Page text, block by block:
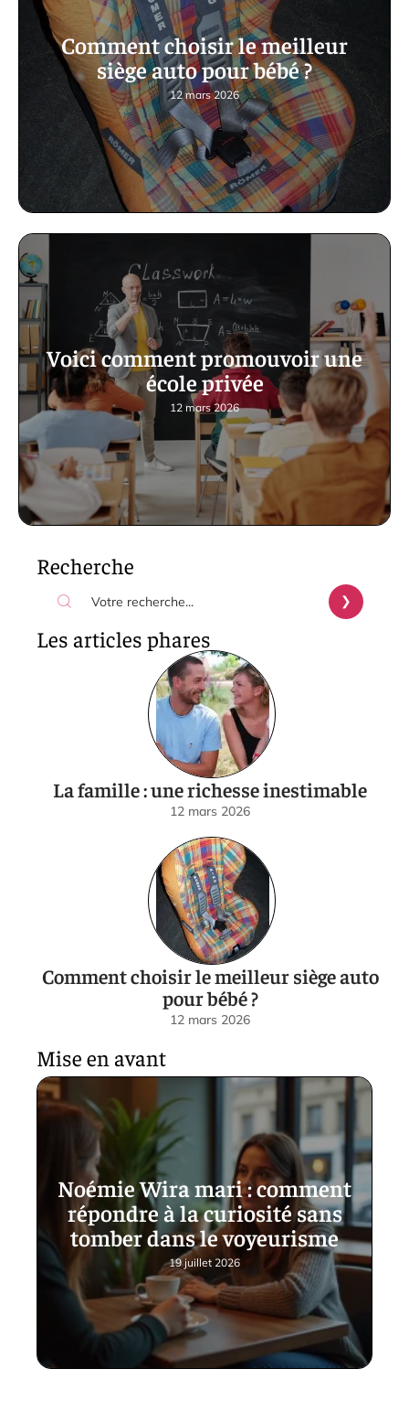
Comment choisir le meilleur
siège auto pour bébé ?
12 mars 2026
Voici comment promouvoir une
école privée
12 mars 2026
Recherche
Les articles phares
La famille : une richesse inestimable
12 mars 2026
Comment choisir le meilleur siège auto
pour bébé ?
12 mars 2026
Mise en avant
Noémie Wira mari : comment
répondre à la curiosité sans
tomber dans le voyeurisme
19 juillet 2026